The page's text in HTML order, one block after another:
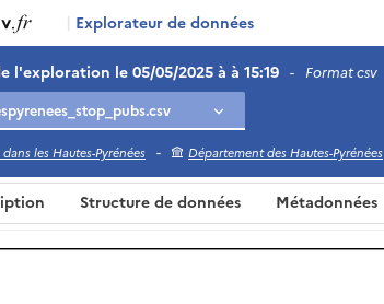
| Explorateur de données
l'exploration le 05/05/2025 à à 15:19 - Format csv
les Hautes-Pyrénées - Département des Hautes-Pyrénées
Structure de données Métadonnées